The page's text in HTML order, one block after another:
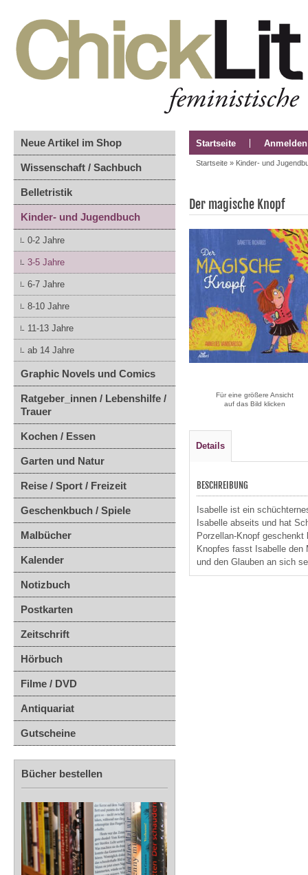
Neue Artikel im Shop
Wissenschaft / Sachbuch
Belletristik
Kinder- und Jugendbuch
0-2 Jahre
3-5 Jahre
6-7 Jahre
8-10 Jahre
11-13 Jahre
ab 14 Jahre
Graphic Novels und Comics
Ratgeber_innen / Lebenshilfe /
Trauer
Kochen / Essen
Garten und Natur
Reise / Sport / Freizeit
Geschenkbuch / Spiele
Malbücher
Kalender
Notizbuch
Postkarten
Zeitschrift
Hörbuch
Filme / DVD
Antiquariat
Gutscheine
Bücher bestellen
Startseite Anmelden
Startseite » Kinder- und
Der magische Knopf
Für eine größere Ansicht
auf das Bild klicken
Details
BESCHREIBUNG
Isabelle ist ein
Isabelle abseits und hat
Porzellan-Knopf
Knopfes fasst Isabelle den
und den Glauben an sich